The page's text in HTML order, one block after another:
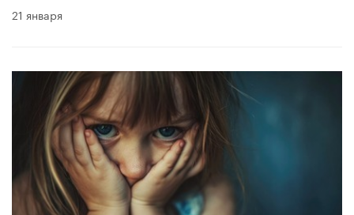
21 января